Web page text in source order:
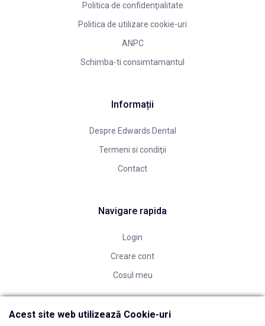
Politica de confidenţialitate
Politica de utilizare cookie-uri
ANPC
Schimba-ti consimtamantul
Informații
Despre Edwards Dental
Termeni si condiţii
Contact
Navigare rapida
Login
Creare cont
Cosul meu
Acest site web utilizează Cookie-uri